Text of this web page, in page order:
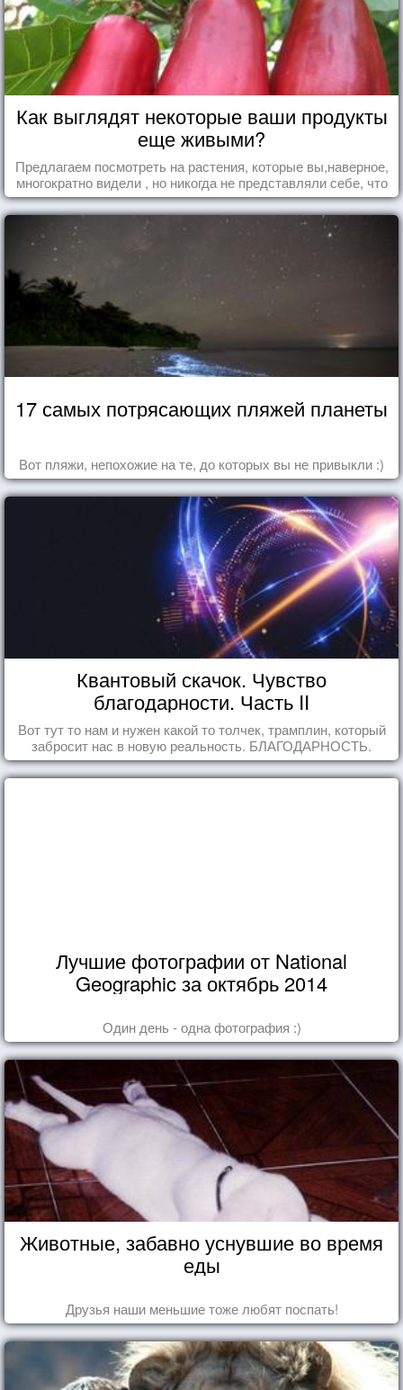
Как выглядят некоторые ваши продукты
еще живыми?
Предлагаем посмотреть на растения, которые вы,наверное,
многократно видели , но никогда не представляли себе, что
употребляете их в пищу.
17 самых потрясающих пляжей планеты
Вот пляжи, непохожие на те, до которых вы не привыкли :)
Квантовый скачок. Чувство
благодарности. Часть II
Вот тут то нам и нужен какой то толчек, трамплин, который
забросит нас в новую реальность. БЛАГОДАРНОСТЬ.
Лучшие фотографии от National
Geographic за октябрь 2014
Один день - одна фотография :)
Животные, забавно уснувшие во время
еды
Друзья наши меньшие тоже любят поспать!